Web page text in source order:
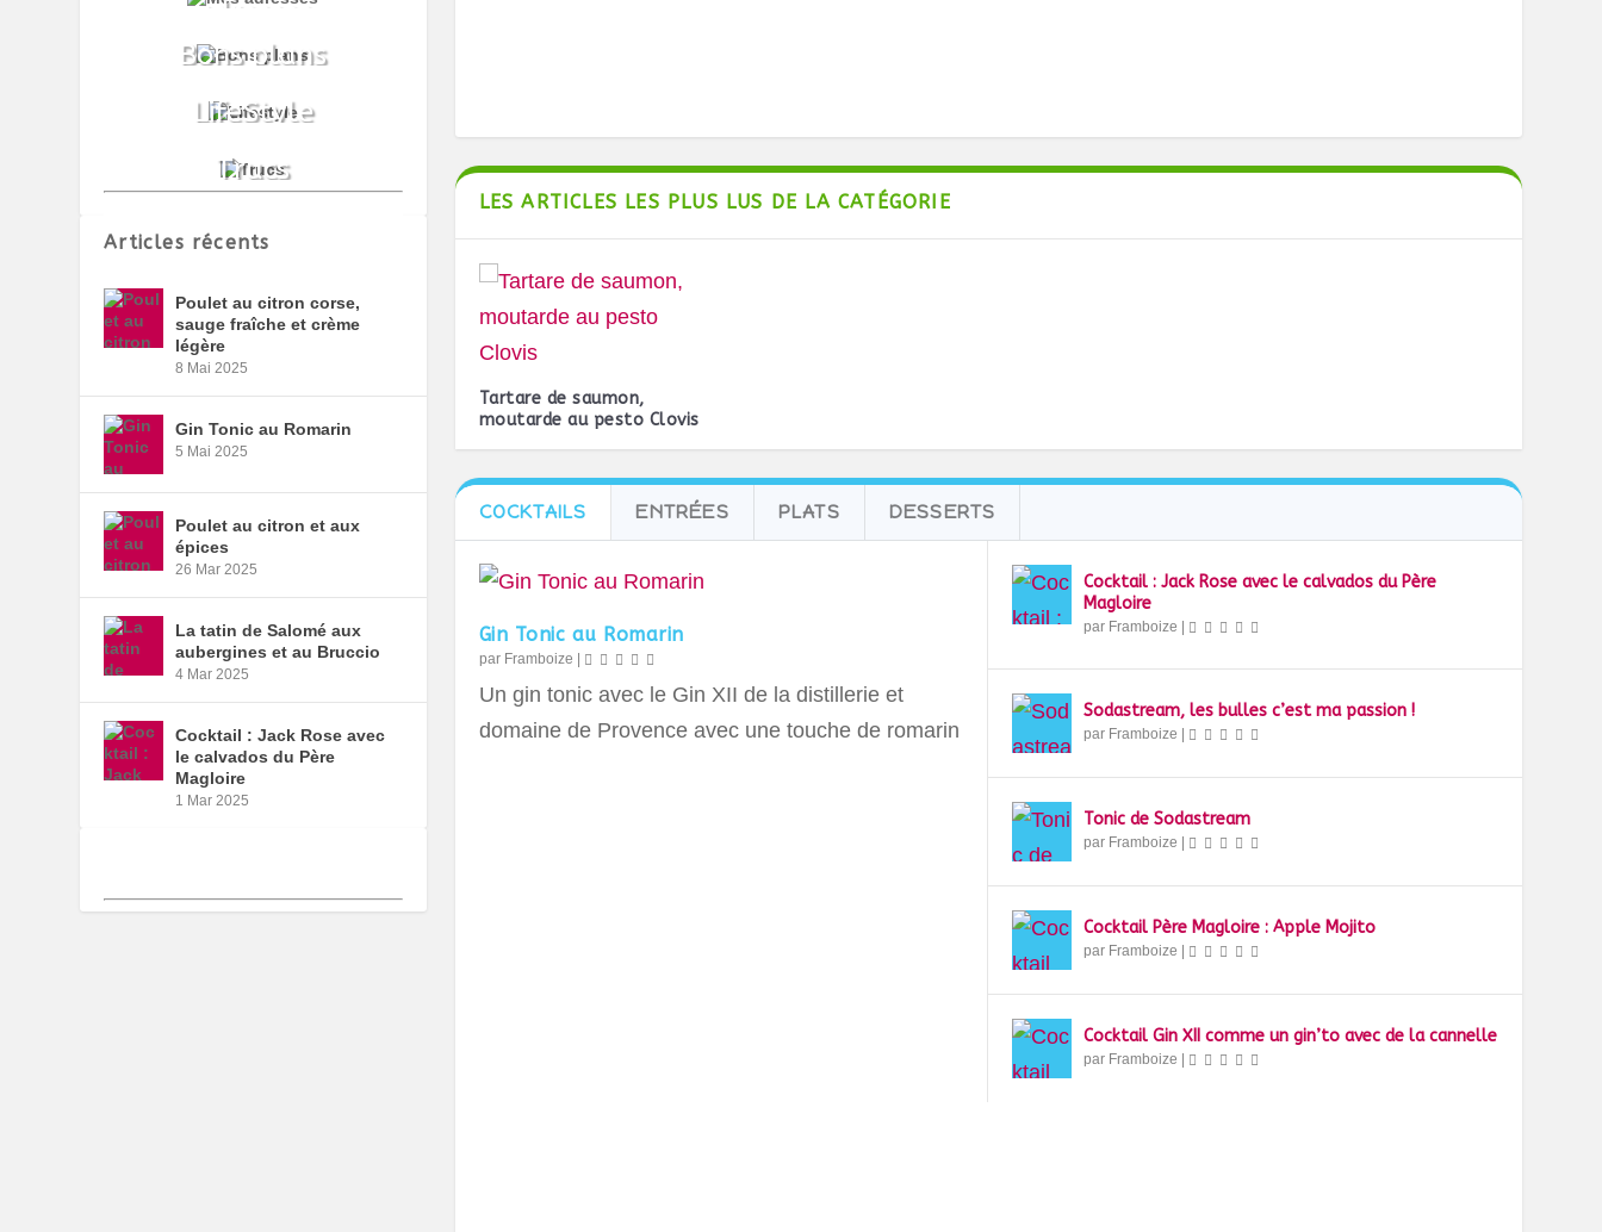
LES ARTICLES LES PLUS LUS DE LA CATÉGORIE
Tartare de saumon,
moutarde au pesto Clovis
COCKTAILS ENTRÉES PLATS DESSERTS
Gin Tonic au Romarin
par Framboize
Un gin tonic avec le Gin XII de la distillerie et
domaine de Provence avec une touche de romarin
Cocktail : Jack Rose avec le calvados du Père
Magloire
par Framboize
Sodastream, les bulles c’est ma passion !
par Framboize
Tonic de Sodastream
par Framboize
Cocktail Père Magloire : Apple Mojito
par Framboize
Cocktail Gin XII comme un gin’to avec de la cannelle
par Framboize
Articles récents
Poulet au citron corse,
sauge fraîche et crème
légère
8 Mai 2025
Gin Tonic au Romarin
5 Mai 2025
Poulet au citron et aux
épices
26 Mar 2025
La tatin de Salomé aux
aubergines et au Bruccio
4 Mar 2025
Cocktail : Jack Rose avec
le calvados du Père
Magloire
1 Mar 2025